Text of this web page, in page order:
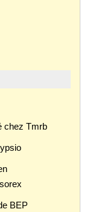
chez Tmrb
BEP